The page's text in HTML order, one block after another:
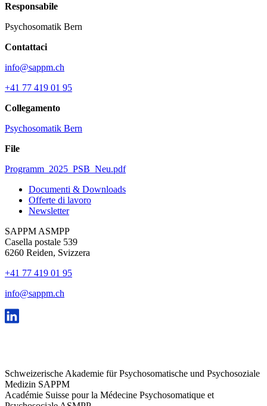
Responsabile
Psychosomatik Bern
Contattaci
info@sappm.ch
+41 77 419 01 95
Collegamento
Psychosomatik Bern
File
Programm_2025_PSB_Neu.pdf
Documenti & Downloads
Offerte di lavoro
Newsletter
SAPPM ASMPP
Casella postale 539
6260 Reiden, Svizzera
+41 77 419 01 95
info@sappm.ch
Schweizerische Akademie für Psychosomatische und Psychosoziale
Medizin SAPPM
Académie Suisse pour la Médecine Psychosomatique et